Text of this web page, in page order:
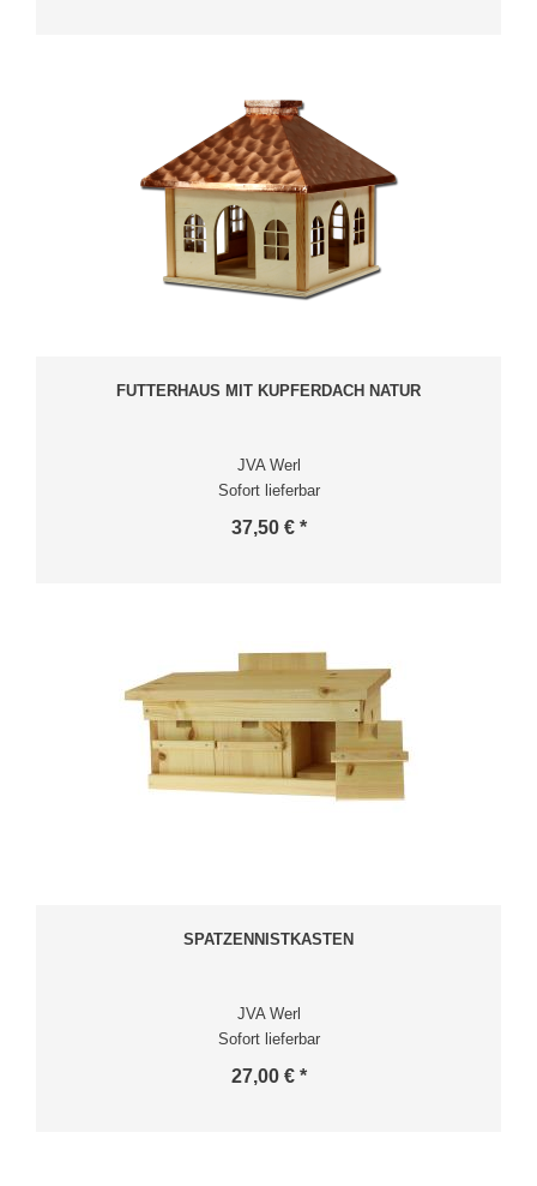
FUTTERHAUS MIT KUPFERDACH NATUR
JVA Werl
Sofort lieferbar
37,50 € *
SPATZENNISTKASTEN
JVA Werl
Sofort lieferbar
27,00 € *